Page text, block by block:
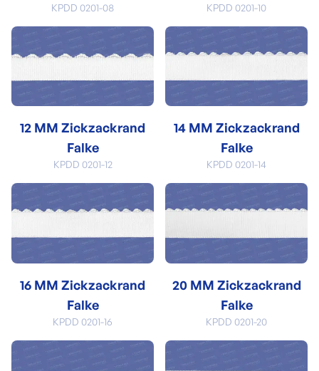
KPDD 0201-08 KPDD 0201-10
12 MM Zickzackrand
Falke
KPDD 0201-12
14 MM Zickzackrand
Falke
KPDD 0201-14
16 MM Zickzackrand
Falke
KPDD 0201-16
20 MM Zickzackrand
Falke
KPDD 0201-20